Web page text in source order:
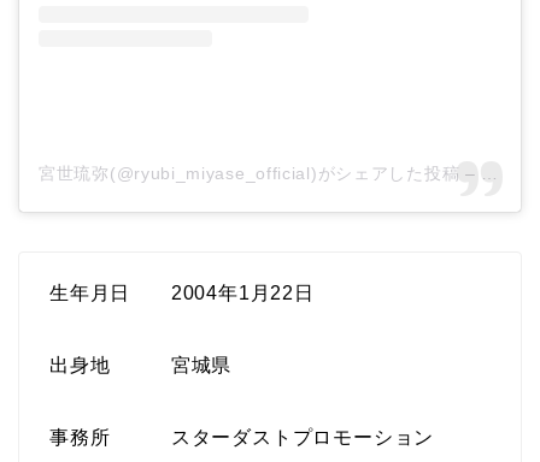
宮世琉弥(@ryubi_miyase_official)がシェアした投稿 –
生年月日 2004年1月22日
出身地 宮城県
事務所 スターダストプロモーション